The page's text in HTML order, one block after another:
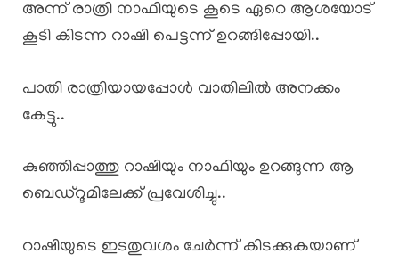
അന്ന് രാത്രി നാഫിയുടെ കൂടെ ഏറെ ആശയോട്
കൂടി കിടന്ന റാഷി പെട്ടന്ന് ഉറങ്ങിപ്പോയി..
പാതി രാത്രിയായപ്പോൾ വാതിലിൽ അനക്കം
കേട്ടു..
കുഞ്ഞിപ്പാത്തു റാഷിയും നാഫിയും ഉറങ്ങുന്ന ആ
ബെഡ്റൂമിലേക്ക് പ്രവേശിച്ചു..
റാഷിയുടെ ഇടതുവശം ചേർന്ന് കിടക്കുകയാണ്